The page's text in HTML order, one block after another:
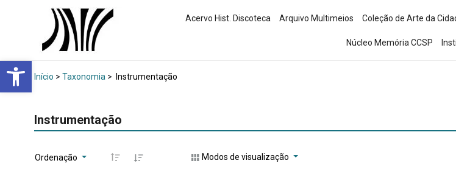
Abrir a barra de ferramentas
Acervo Hist. Discoteca Arquivo Multimeios Coleção de Arte da
Núcleo Memória CCSP
Início > Taxonomia > Instrumentação
Instrumentação
Ordenação Modos de visualização